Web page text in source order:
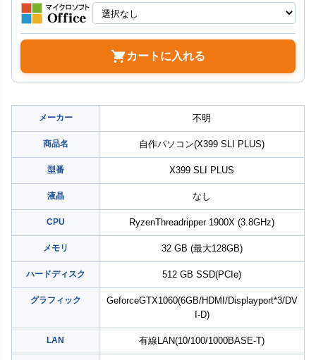
カートに入れる
メーカー 不明
商品名 自作パソコン(X399 SLI PLUS)
型番 X399 SLI PLUS
液晶 なし
CPU RyzenThreadripper 1900X (3.8GHz)
メモリ 32 GB (最大128GB)
ハードディスク 512 GB SSD(PCIe)
グラフィック
GeforceGTX1060(6GB/HDMI/Displayport*3/DV
I-D)
LAN 有線LAN(10/100/1000BASE-T)